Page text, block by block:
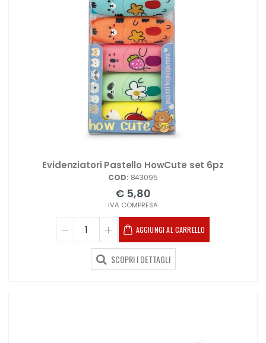
Evidenziatori Pastello HowCute set 6pz
COD: 843095
€ 5,80
IVA COMPRESA
AGGIUNGI AL CARRELLO
SCOPRI I DETTAGLI